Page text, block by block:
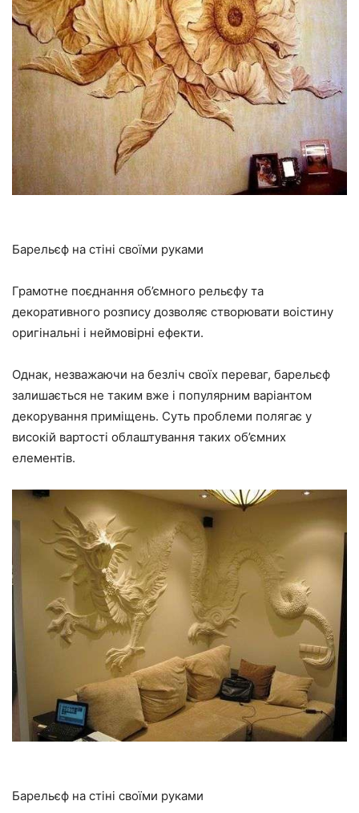
Барельєф на стіні своїми руками
Грамотне поєднання об’ємного рельєфу та
декоративного розпису дозволяє створювати воістину
оригінальні і неймовірні ефекти.
Однак, незважаючи на безліч своїх переваг, барельєф
залишається не таким вже і популярним варіантом
декорування приміщень. Суть проблеми полягає у
високій вартості облаштування таких об’ємних
елементів.
Барельєф на стіні своїми руками